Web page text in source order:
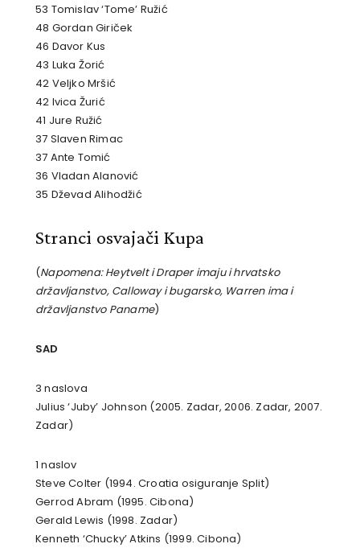
53 Tomislav ‘Tome’ Ružić
48 Gordan Giriček
46 Davor Kus
43 Luka Žorić
42 Veljko Mršić
42 Ivica Žurić
41 Jure Ružić
37 Slaven Rimac
37 Ante Tomić
36 Vladan Alanović
35 Dževad Alihodžić
Stranci osvajači Kupa
(Napomena: Heytvelt i Draper imaju i hrvatsko
državljanstvo, Calloway i bugarsko, Warren ima i
državljanstvo Paname)
SAD
3 naslova
Julius ‘Juby’ Johnson (2005. Zadar, 2006. Zadar, 2007.
Zadar)
1 naslov
Steve Colter (1994. Croatia osiguranje Split)
Gerrod Abram (1995. Cibona)
Gerald Lewis (1998. Zadar)
Kenneth ‘Chucky’ Atkins (1999. Cibona)